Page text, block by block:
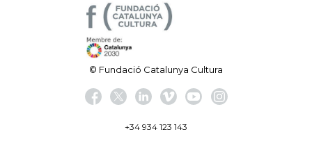
© Fundació Catalunya Cultura
+34 934 123 143